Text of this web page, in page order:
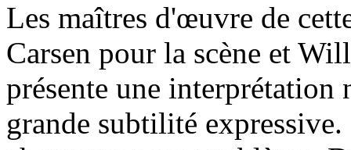
Les maîtres d'œuvre de
Carsen pour la scène et
présente une interprétation
grande subtilité